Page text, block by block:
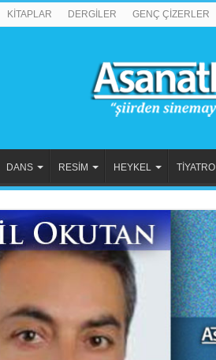
KİTAPLAR DERGİLER GENÇ ÇİZERLER
DANS RESİM HEYKEL TİYATRO